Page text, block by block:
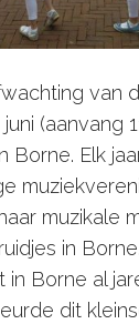
van
(aanvang
Borne. Elk
muzikale
in
in Borne al
dit